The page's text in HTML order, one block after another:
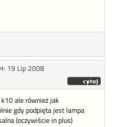
19 Lip 2008
ale również jak
gdy podpięta jest lampa
(oczywiście in plus)